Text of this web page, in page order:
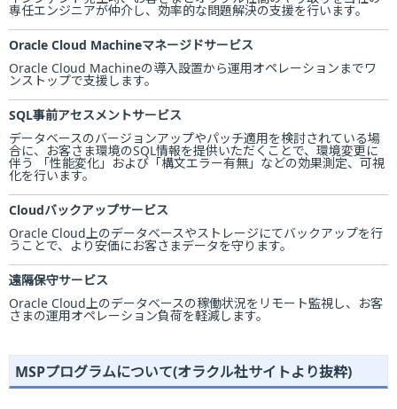
専任エンジニアが仲介し、効率的な問題解決の支援を行います。
Oracle Cloud Machineマネージドサービス
Oracle Cloud Machineの導入設置から運用オペレーションまでワ
ンストップで支援します。
SQL事前アセスメントサービス
データベースのバージョンアップやパッチ適用を検討されている場
合に、お客さま環境のSQL情報を提供いただくことで、環境変更に
伴う 「性能変化」および「構文エラー有無」などの効果測定、可視
化を行います。
Cloudバックアップサービス
Oracle Cloud上のデータベースやストレージにてバックアップを行
うことで、より安価にお客さまデータを守ります。
遠隔保守サービス
Oracle Cloud上のデータベースの稼働状況をリモート監視し、お客
さまの運用オペレーション負荷を軽減します。
MSPプログラムについて(オラクル社サイトより抜粋)